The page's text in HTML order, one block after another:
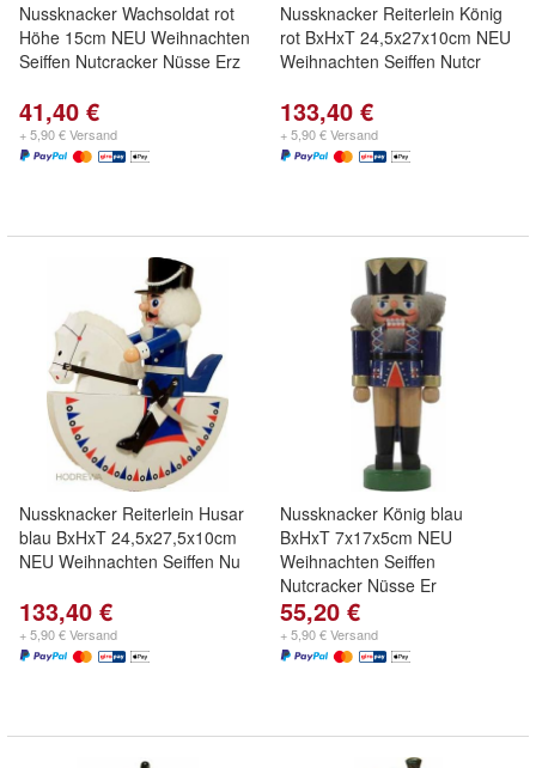
Nussknacker Wachsoldat rot
Höhe 15cm NEU Weihnachten
Seiffen Nutcracker Nüsse Erz
41,40 €
+ 5,90 € Versand
Nussknacker Reiterlein König
rot BxHxT 24,5x27x10cm NEU
Weihnachten Seiffen Nutcr
133,40 €
+ 5,90 € Versand
Nussknacker Reiterlein Husar
blau BxHxT 24,5x27,5x10cm
NEU Weihnachten Seiffen Nu
133,40 €
+ 5,90 € Versand
Nussknacker König blau
BxHxT 7x17x5cm NEU
Weihnachten Seiffen
Nutcracker Nüsse Er
55,20 €
+ 5,90 € Versand